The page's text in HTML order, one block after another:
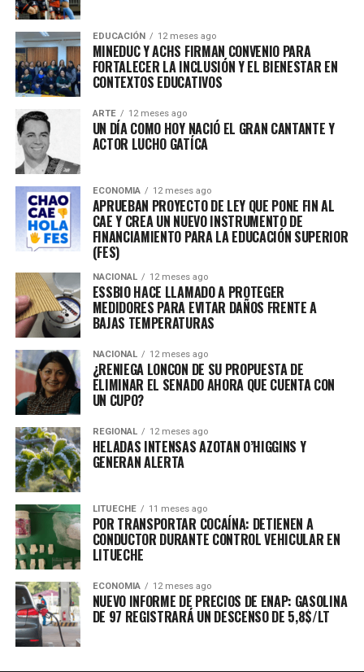
EDUCACIÓN 12 meses ago
MINEDUC Y ACHS FIRMAN CONVENIO PARA
FORTALECER LA INCLUSIÓN Y EL BIENESTAR EN
CONTEXTOS EDUCATIVOS
ARTE 12 meses ago
UN DÍA COMO HOY NACIÓ EL GRAN CANTANTE Y
ACTOR LUCHO GATÍCA
ECONOMIA 12 meses ago
APRUEBAN PROYECTO DE LEY QUE PONE FIN AL
CAE Y CREA UN NUEVO INSTRUMENTO DE
FINANCIAMIENTO PARA LA EDUCACIÓN SUPERIOR
(FES)
NACIONAL 12 meses ago
ESSBIO HACE LLAMADO A PROTEGER
MEDIDORES PARA EVITAR DAÑOS FRENTE A
BAJAS TEMPERATURAS
NACIONAL 12 meses ago
¿RENIEGA LONCON DE SU PROPUESTA DE
ELIMINAR EL SENADO AHORA QUE CUENTA CON
UN CUPO?
REGIONAL 12 meses ago
HELADAS INTENSAS AZOTAN O’HIGGINS Y
GENERAN ALERTA
LITUECHE 11 meses ago
POR TRANSPORTAR COCAÍNA: DETIENEN A
CONDUCTOR DURANTE CONTROL VEHICULAR EN
LITUECHE
ECONOMIA 12 meses ago
NUEVO INFORME DE PRECIOS DE ENAP: GASOLINA
DE 97 REGISTRARÁ UN DESCENSO DE 5,8$/LT